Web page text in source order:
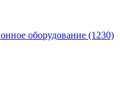
оборудование (1230)